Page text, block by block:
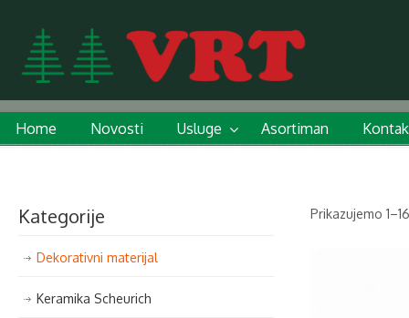
Home Novosti Usluge Asortiman
Prikazujemo
Kategorije
Dekorativni materijal
Keramika Scheurich